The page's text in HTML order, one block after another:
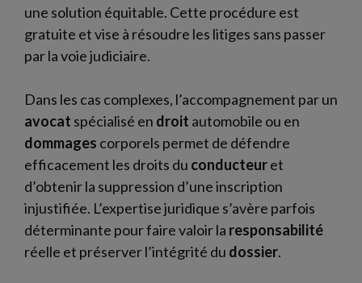
une solution équitable. Cette procédure est
gratuite et vise à résoudre les litiges sans passer
par la voie judiciaire.
Dans les cas complexes, l’accompagnement par un
avocat spécialisé en droit automobile ou en
dommages corporels permet de défendre
efficacement les droits du conducteuret
d’obtenir la suppression d’une inscription
injustifiée. L’expertise juridique s’avère parfois
déterminante pour faire valoir la responsabilité
réelle et préserver l’intégrité du dossier.